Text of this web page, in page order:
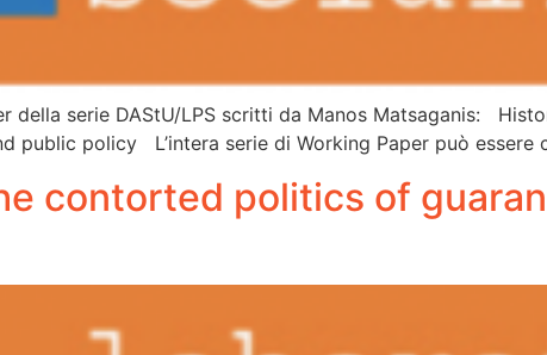
della serie DAStU/LPS scritti da Manos Matsaganis:
public policy L’intera serie di Working Paper può essere
contorted politics of